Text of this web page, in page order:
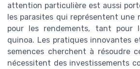
attention particulière est aussi
les parasites qui représentent une
pour les rendements, tant
quinoa. Les pratiques innovantes
semences cherchent à résoudre
nécessitent des investissements